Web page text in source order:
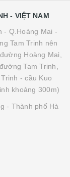
- VIỆT NAM
- Q.Hoàng Mai -
Tam Trinh nên
Hoàng Mai,
Tam Trinh,
- cầu Kuo
khoảng 300m)
- Thành phố Hà